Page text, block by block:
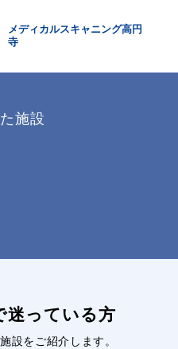
メディカルスキャニング高円
寺
施設
迷っている方
設をご紹介します。